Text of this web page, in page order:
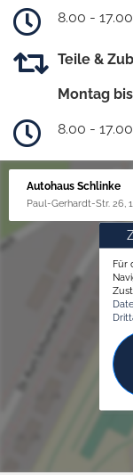
8.00 -
Teile &
Montag
8.00 - 17.00
Autohaus Schlinke
Paul-Gerhardt-Str. 26,
Für